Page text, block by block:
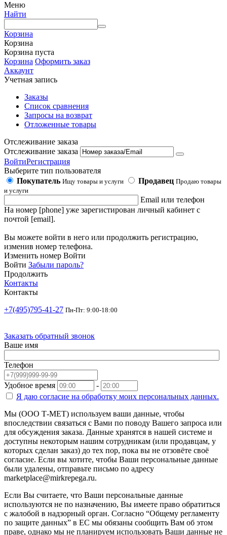
Меню
Найти
Корзина
Корзина
Корзина пуста
Корзина Оформить заказ
Аккаунт
Учетная запись
Заказы
Список сравнения
Запросы на возврат
Отложенные товары
Отслеживание заказа
Отслеживание заказа
ВойтиРегистрация
Выберите тип пользователя
Покупатель Ищу товары и услуги Продавец Продаю товары
и услуги
Email или телефон
На номер [phone] уже зарегистирован личный кабинет с
почтой [email].
Вы можете войти в него или продолжить регистрацию,
изменив номер телефона.
Изменить номер Войти
Войти Забыли пароль?
Продолжить
Контакты
Контакты
+7(495)795-41-27 Пн-Пт: 9:00-18:00
Заказать обратный звонок
Ваше имя
Телефон
Удобное время
-
Я даю согласие на обработку моих персональных данных.
Мы (ООО Т-МЕТ) используем ваши данные, чтобы
впоследствии связаться с Вами по поводу Вашего запроса или
для обсуждения заказа. Данные хранятся в нашей системе и
доступны некоторым нашим сотрудникам (или продавцам, у
которых сделан заказ) до тех пор, пока вы не отзовёте своё
согласие. Если вы хотите, чтобы Ваши персональные данные
были удалены, отправьте письмо по адресу
marketplace@mirkrepega.ru.
Если Вы считаете, что Ваши персональные данные
используются не по назначению, Вы имеете право обратиться
с жалобой в надзорный орган. Согласно “Общему регламенту
по защите данных” в ЕС мы обязаны сообщить Вам об этом
праве, однако мы не планируем использовать Ваши данные не